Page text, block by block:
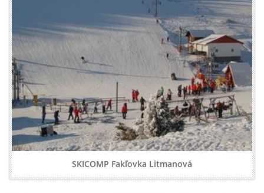
SKICOMP Fakľovka Litmanová